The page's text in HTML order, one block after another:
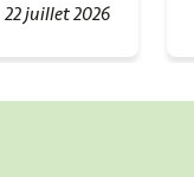
22 juillet 2026